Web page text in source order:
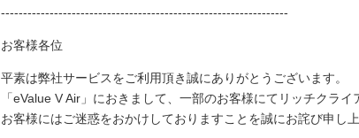
-----------------------------------------------------------------
お客様各位
平素は弊社サービスをご利用頂き誠にありがとうございます。
「eValue V Air」におきまして、一部のお客様にてリッチクラ
お客様にはご迷惑をおかけしておりますことを誠にお詫び申し上